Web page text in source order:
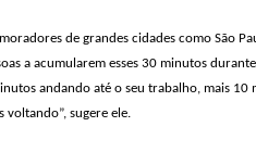
de grandes cidades como São
a acumularem esses 30 minutos
andando até o seu trabalho, mais
sugere ele.